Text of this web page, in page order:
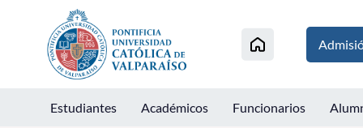
Click acá para ir directamente al contenido
Estudiantes Académicos Funcionarios